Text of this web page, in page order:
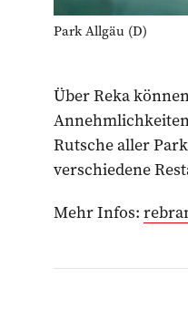
Park Allgäu (D)
Über Reka
Rutsche aller
verschiedene
Mehr Infos: